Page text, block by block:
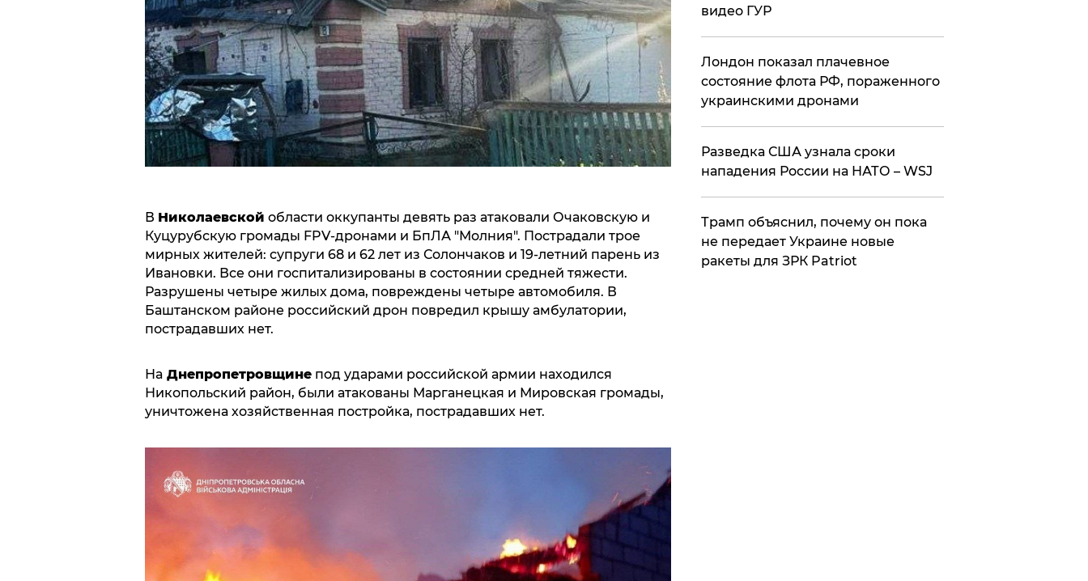
В Николаевской области оккупанты девять раз атаковали Очаковскую и
Куцурубскую громады FPV-дронами и БпЛА "Молния". Пострадали трое
мирных жителей: супруги 68 и 62 лет из Солончаков и 19-летний парень из
Ивановки. Все они госпитализированы в состоянии средней тяжести.
Разрушены четыре жилых дома, повреждены четыре автомобиля. В
Баштанском районе российский дрон повредил крышу амбулатории,
пострадавших нет.
НаДнепропетровщинепод ударами российской армии находился
Никопольский район, были атакованы Марганецкая и Мировская громады,
уничтожена хозяйственная постройка, пострадавших нет.
видео ГУР
Лондон показал плачевное
состояние флота РФ, пораженного
украинскими дронами
Разведка США узнала сроки
нападения России на НАТО – WSJ
Трамп объяснил, почему он пока
не передает Украине новые
ракеты для ЗРК Patriot